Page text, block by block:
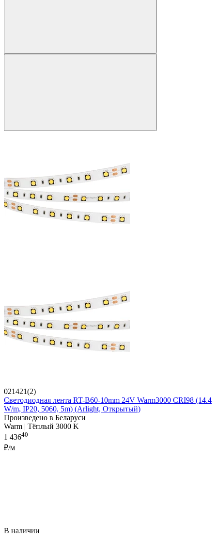
021421(2)
Светодиодная лента RT-B60-10mm 24V Warm3000 CRI98 (14.4
W/m, IP20, 5060, 5m) (Arlight, Открытый)
Произведено в Беларуси
Warm | Тёплый 3000 K
1 43640
₽/м
В наличии